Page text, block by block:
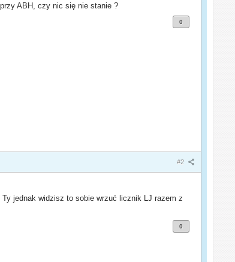
ABH, czy nic się nie stanie ?
0
#2
jednak widzisz to sobie wrzuć licznik LJ razem z
0